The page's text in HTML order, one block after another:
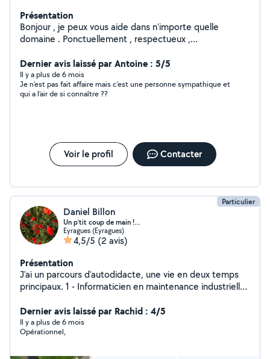
Présentation
Bonjour , je peux vous aide dans n'importe quelle
domaine . Ponctuellement , respectueux ,
réalisé d'autre . Aime rendre service et arrangeant sur
les tarifs .
Dernier avis laissé par Antoine : 5/5
Il y a plus de 6 mois
Je n’est pas fait affaire mais c’est une personne sympathique et
qui a l’air de si connaître ??
Voir le profil Contacter
Particulier
Daniel Billon
Un p’tit coup de main !…
Eyragues (Eyragues)
4,5/5 (2 avis)
Présentation
J'ai un parcours d'autodidacte, une vie en deux temps
principaux. 1 - Informaticien en maintenance industrielle
2 - Professeur en horticulture auprès de l'enfance en
danger (préparation au CAP) Ceci dit, je fais aussi des
travaux de maintenance en tous genres, une tête qui
Dernier avis laissé par Rachid : 4/5
Il y a plus de 6 mois
Opérationnel,